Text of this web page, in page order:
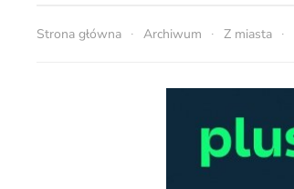
Strona główna Archiwum Z miasta